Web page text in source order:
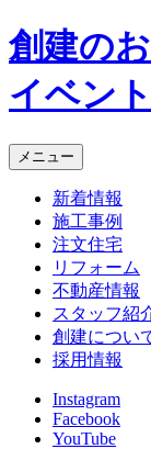
創建の
イベン
メニュー
新着情報
施工事例
注文住宅
リフォーム
不動産情報
スタッフ紹
創建につい
採用情報
Instagram
Facebook
YouTube